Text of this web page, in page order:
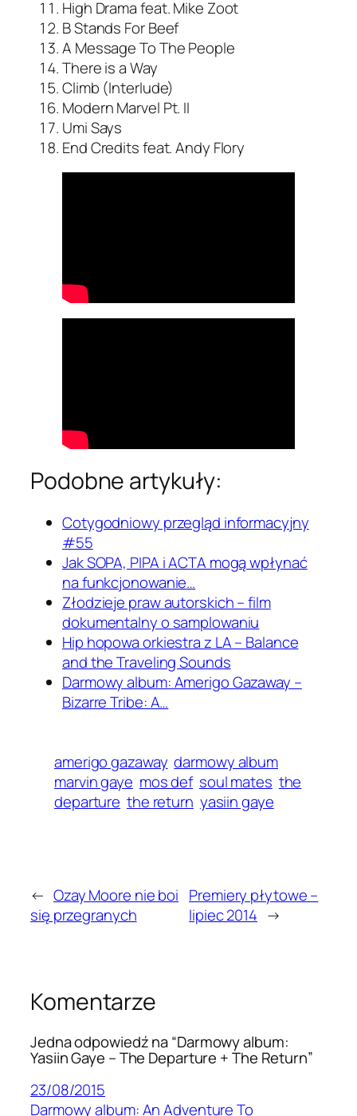
High Drama feat. Mike Zoot
B Stands For Beef
A Message To The People
There is a Way
Climb (Interlude)
Modern Marvel Pt. II
Umi Says
End Credits feat. Andy Flory
Podobne artykuły:
Cotygodniowy przegląd informacyjny
#55
Jak SOPA, PIPA i ACTA mogą wpłynać
na funkcjonowanie…
Złodzieje praw autorskich – film
dokumentalny o samplowaniu
Hip hopowa orkiestra z LA – Balance
and the Traveling Sounds
Darmowy album: Amerigo Gazaway –
Bizarre Tribe: A…
amerigo gazaway darmowy album
marvin gaye mos def soul mates the
departure the return yasiin gaye
← Ozay Moore nie boi
się przegranych
Premiery płytowe –
lipiec 2014 →
Komentarze
Jedna odpowiedź na “Darmowy album:
Yasiin Gaye – The Departure + The Return”
23/08/2015
Darmowy album: An Adventure To